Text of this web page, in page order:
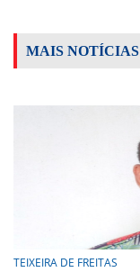
MAIS NOTÍCIAS
TEIXEIRA DE FREITAS